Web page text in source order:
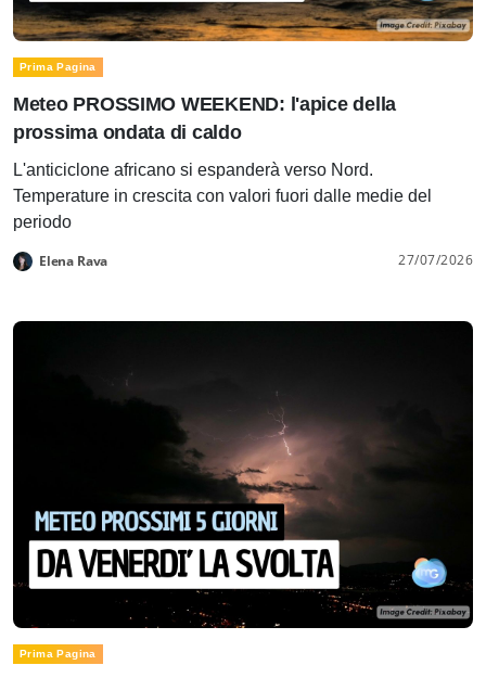
Prima Pagina
Meteo PROSSIMO WEEKEND: l'apice della
prossima ondata di caldo
L'anticiclone africano si espanderà verso Nord.
Temperature in crescita con valori fuori dalle medie del
periodo
Elena Rava 27/07/2026
Prima Pagina